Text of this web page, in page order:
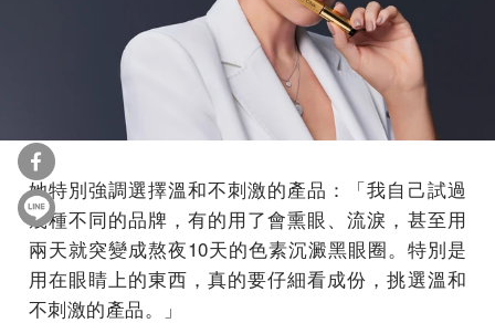
她特別強調選擇溫和不刺激的產品：「我自己試過
幾種不同的品牌，有的用了會熏眼、流淚，甚至用
兩天就突變成熬夜10天的色素沉澱黑眼圈。特別是
用在眼睛上的東西，真的要仔細看成份，挑選溫和
不刺激的產品。」